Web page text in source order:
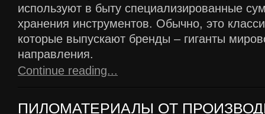
используют в быту специализированные
хранения инструментов. Обычно, это
которые выпускают бренды – гиганты
направления.
Continue reading...
ПИЛОМАТЕРИАЛЫ ОТ